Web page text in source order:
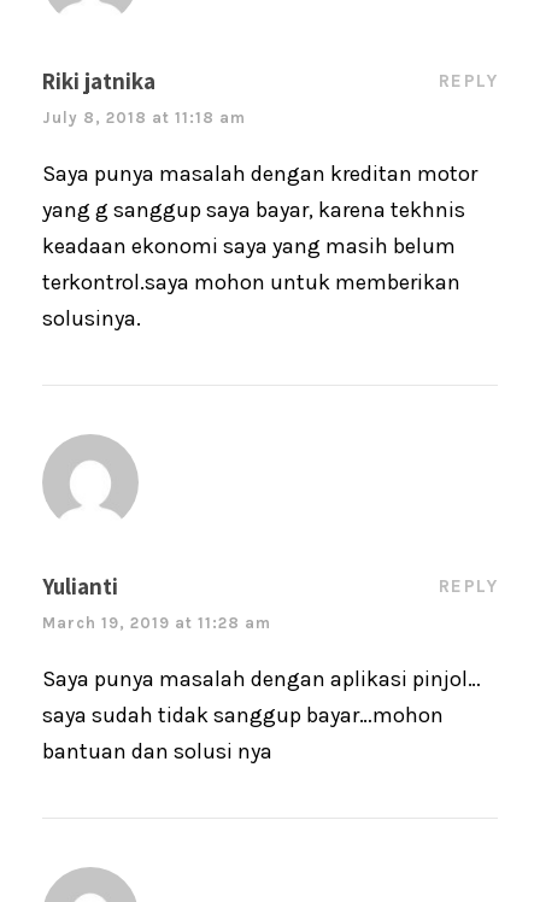
Riki jatnika
July 8, 2018 at 11:18 am
REPLY
Saya punya masalah dengan kreditan motor
yang g sanggup saya bayar, karena tekhnis
keadaan ekonomi saya yang masih belum
terkontrol.saya mohon untuk memberikan
solusinya.
Yulianti
March 19, 2019 at 11:28 am
REPLY
Saya punya masalah dengan aplikasi pinjol…
saya sudah tidak sanggup bayar…mohon
bantuan dan solusi nya